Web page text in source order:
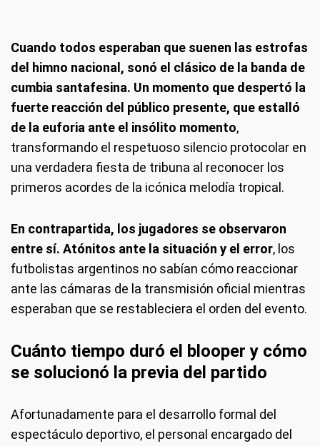
Cuando todos esperaban que suenen las estrofas
del himno nacional, sonó el clásico de la banda de
cumbia santafesina. Un momento que despertó la
fuerte reacción del público presente, que estalló
de la euforia ante el insólito momento,
transformando el respetuoso silencio protocolar en
una verdadera fiesta de tribuna al reconocer los
primeros acordes de la icónica melodía tropical.
En contrapartida, los jugadores se observaron
entre sí. Atónitos ante la situación y el error, los
futbolistas argentinos no sabían cómo reaccionar
ante las cámaras de la transmisión oficial mientras
esperaban que se restableciera el orden del evento.
Cuánto tiempo duró el blooper y cómo
se solucionó la previa del partido
Afortunadamente para el desarrollo formal del
espectáculo deportivo, el personal encargado del